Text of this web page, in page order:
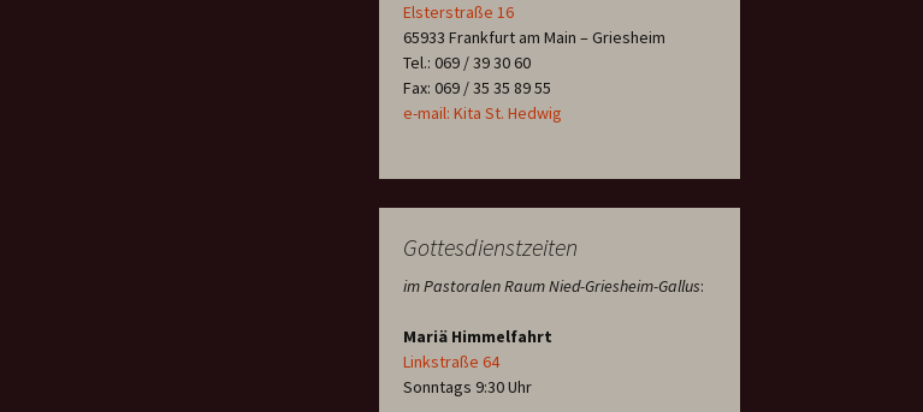
Elsterstraße 16
65933 Frankfurt am Main – Griesheim
Tel.: 069 / 39 30 60
Fax: 069 / 35 35 89 55
e-mail: Kita St. Hedwig
Gottesdienstzeiten
im Pastoralen Raum Nied-Griesheim-Gallus:
Mariä Himmelfahrt
Linkstraße 64
Sonntags 9:30 Uhr